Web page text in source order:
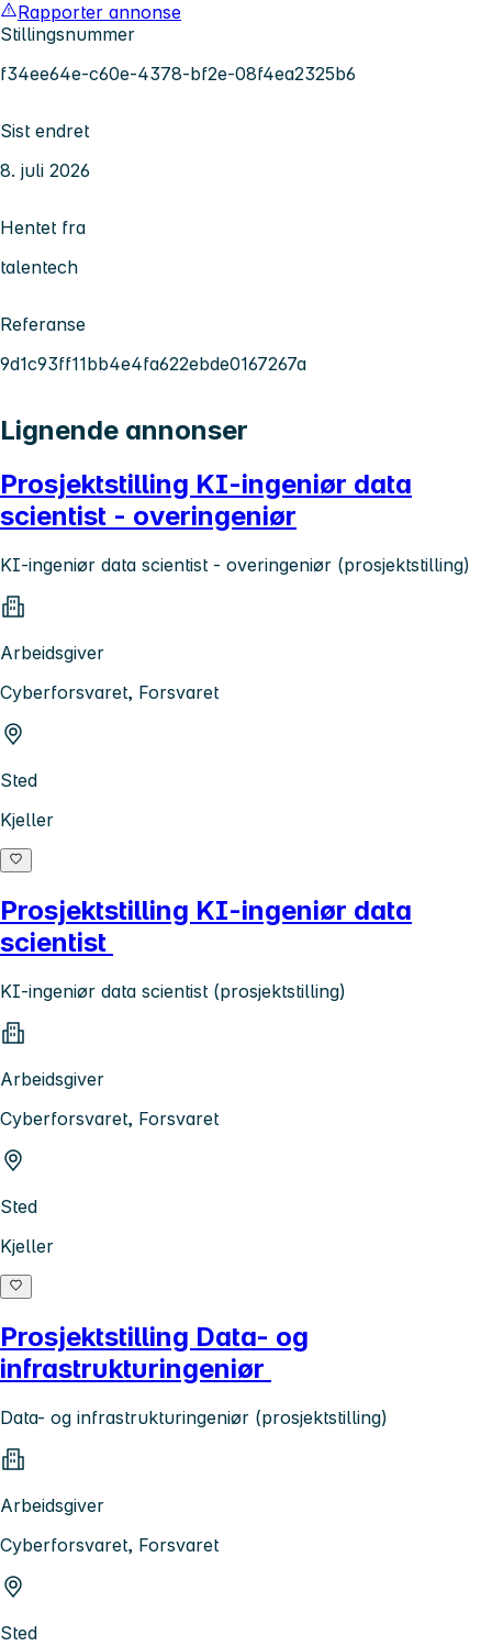
Rapporter annonse
Stillingsnummer
f34ee64e-c60e-4378-bf2e-08f4ea2325b6
Sist endret
8. juli 2026
Hentet fra
talentech
Referanse
9d1c93ff11bb4e4fa622ebde0167267a
Lignende annonser
Prosjektstilling KI-ingeniør data
scientist - overingeniør
KI-ingeniør data scientist - overingeniør (prosjektstilling)
Arbeidsgiver
Cyberforsvaret, Forsvaret
Sted
Kjeller
Prosjektstilling KI-ingeniør data
scientist
KI-ingeniør data scientist (prosjektstilling)
Arbeidsgiver
Cyberforsvaret, Forsvaret
Sted
Kjeller
Prosjektstilling Data- og
infrastrukturingeniør
Data- og infrastrukturingeniør (prosjektstilling)
Arbeidsgiver
Cyberforsvaret, Forsvaret
Sted